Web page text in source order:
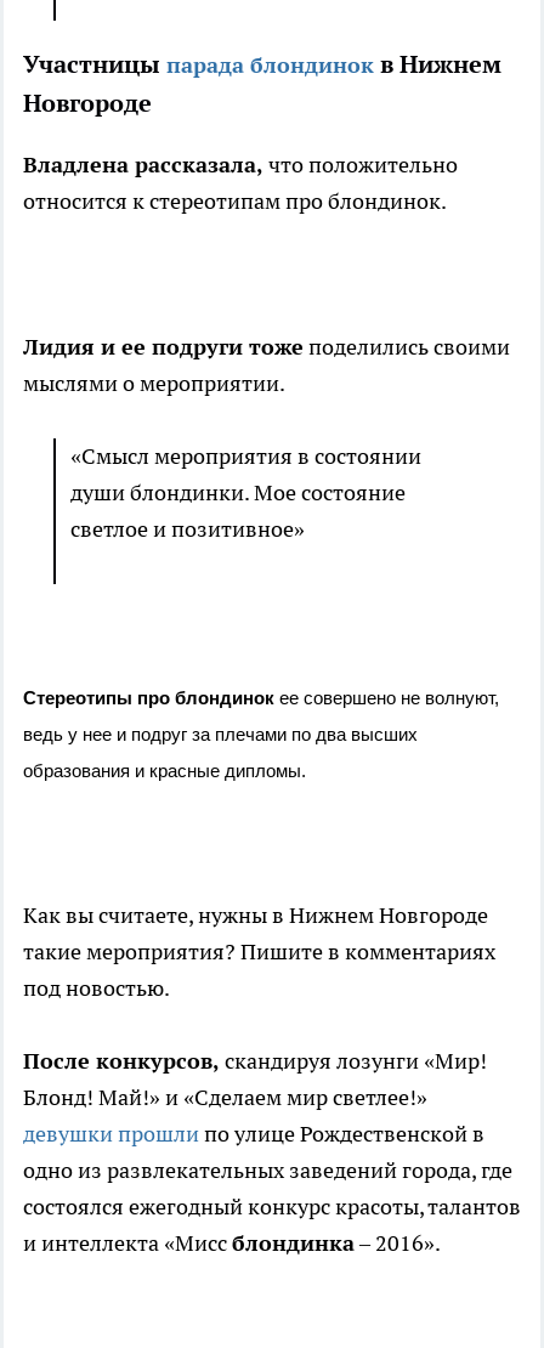
Участницы парада блондинок в Нижнем
Новгороде
Владлена рассказала, что положительно
относится к стереотипам про блондинок.
Лидия и ее подруги тоже поделились своими
мыслями о мероприятии.
«Смысл мероприятия в состоянии
души блондинки. Мое состояние
светлое и позитивное»
Стереотипы про блондинок ее совершено не волнуют,
ведь у нее и подруг за плечами по два высших
образования и красные дипломы.
Как вы считаете, нужны в Нижнем Новгороде
такие мероприятия? Пишите в комментариях
под новостью.
После конкурсов, скандируя лозунги «Мир!
Блонд! Май!» и «Сделаем мир светлее!»
девушки прошлипо улице Рождественской в
одно из развлекательных заведений города, где
состоялся ежегодный конкурс красоты, талантов
и интеллекта «Миссблондинка– 2016».